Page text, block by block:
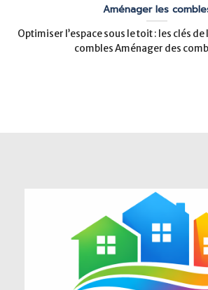
Aménager les
Optimiser l’espace sous le toit : les clés
combles Aménager des